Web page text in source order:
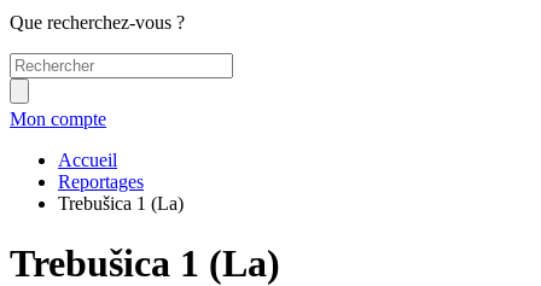
Que recherchez-vous ?
Mon compte
Accueil
Reportages
Trebušica 1 (La)
Trebušica 1 (La)